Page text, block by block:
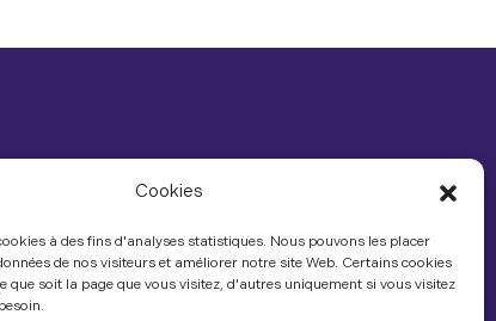
Cookies
à des fins d'analyses statistiques. Nous pouvons les placer
de nos visiteurs et améliorer notre site Web. Certains cookies
que soit la page que vous visitez, d'autres uniquement si vous visitez